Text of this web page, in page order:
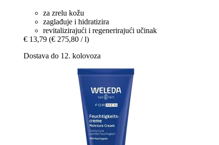
za zrelu kožu
zaglađuje i hidratizira
revitalizirajući i regenerirajući učinak
€ 13,79 (€ 275,80 / l)
Dostava do 12. kolovoza